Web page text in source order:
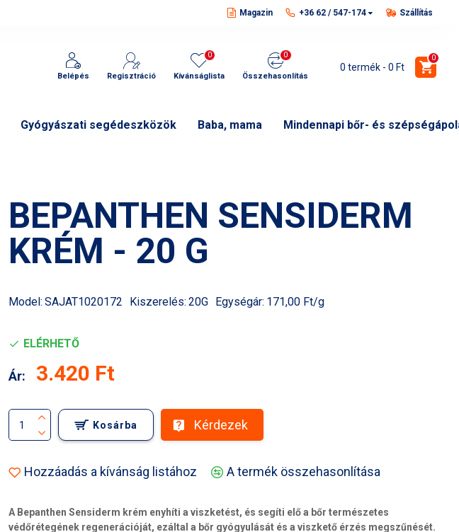
Magazin +36 62 / 547-174 Szállítás
Belépés Regisztráció Kívánságlista
0
Összehasonlítás
0
0 termék - 0 Ft
0
Gyógyászati segédeszközök Baba, mama Mindennapi bőr- és
BEPANTHEN SENSIDERM
KRÉM - 20 G
Model: SAJAT1020172 Kiszerelés: 20G Egységár: 171,00 Ft/g
ELÉRHETŐ
Ár: 3.420 Ft
Kosárba Kérdezek
Hozzáadás a kívánság listához A termék összehasonlítása
A Bepanthen Sensiderm krém enyhíti a viszketést, és segíti elő a bőr természetes
védőrétegének regenerációját, ezáltal a bőr gyógyulását és a viszkető érzés megszűnését.